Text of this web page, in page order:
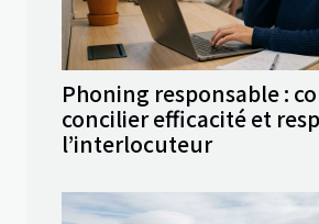
Phoning responsable :
concilier efficacité et
l’interlocuteur